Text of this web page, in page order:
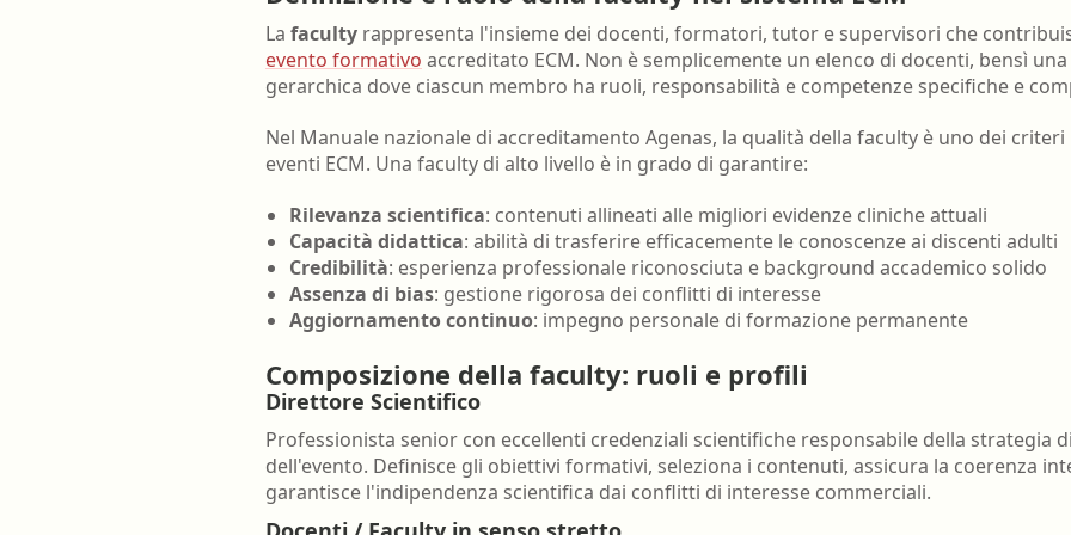
Farmacia territoriale
Fisioterapista
Ortottista/assistente di oftalmologia
Ostetrica/o
Psicologo/a
Psicoterapeuta
nell'ambiente e nei
Tecnico della
psichiatrica
La faculty rappresenta l'insieme dei docenti, formatori, tutor e supervisori che
evento formativo accreditato ECM. Non è semplicemente un elenco di docenti, bensì
gerarchica dove ciascun membro ha ruoli, responsabilità e competenze specifiche e
Nel Manuale nazionale di accreditamento Agenas, la qualità della faculty è uno dei
eventi ECM. Una faculty di alto livello è in grado di garantire:
Rilevanza scientifica: contenuti allineati alle migliori evidenze cliniche attuali
Capacità didattica: abilità di trasferire efficacemente le conoscenze ai discenti adulti
Credibilità: esperienza professionale riconosciuta e background accademico solido
Assenza di bias: gestione rigorosa dei conflitti di interesse
Aggiornamento continuo: impegno personale di formazione permanente
Composizione della faculty: ruoli e profili
Direttore Scientifico
Professionista senior con eccellenti credenziali scientifiche responsabile della strategia
dell'evento. Definisce gli obiettivi formativi, seleziona i contenuti, assicura la coerenza
garantisce l'indipendenza scientifica dai conflitti di interesse commerciali.